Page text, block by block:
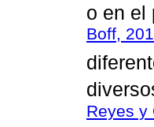
o en el
Boff,
Reyes y